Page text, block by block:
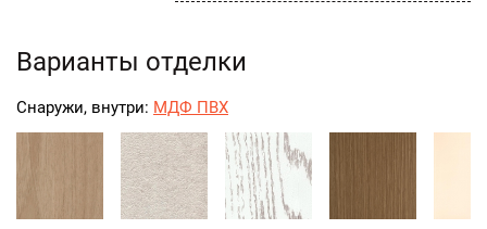
Варианты отделки
Снаружи, внутри: МДФ ПВХ